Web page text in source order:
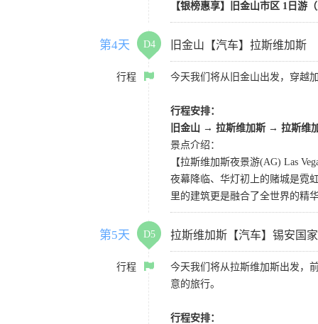
【银榜惠享】旧金山市区 1日游
第4天 D4 旧金山【汽车】拉斯维加斯
行程 今天我们将从旧金山出发，穿越
行程安排：
旧金山 → 拉斯维加斯 → 拉斯维
景点介绍：
【拉斯维加斯夜景游(AG) Las
夜幕降临、华灯初上的赌城是霓
里的建筑更是融合了全世界的精
第5天 D5 拉斯维加斯【汽车】锡安国
行程
今天我们将从拉斯维加斯出发，
意的旅行。
行程安排：